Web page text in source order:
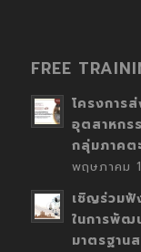
FREE
โครงการ
อุตสาหกร
กลุ่มภาคต
พฤษภาคม
เชิญร่วมฟั
ในการพัฒ
มาตรฐาน